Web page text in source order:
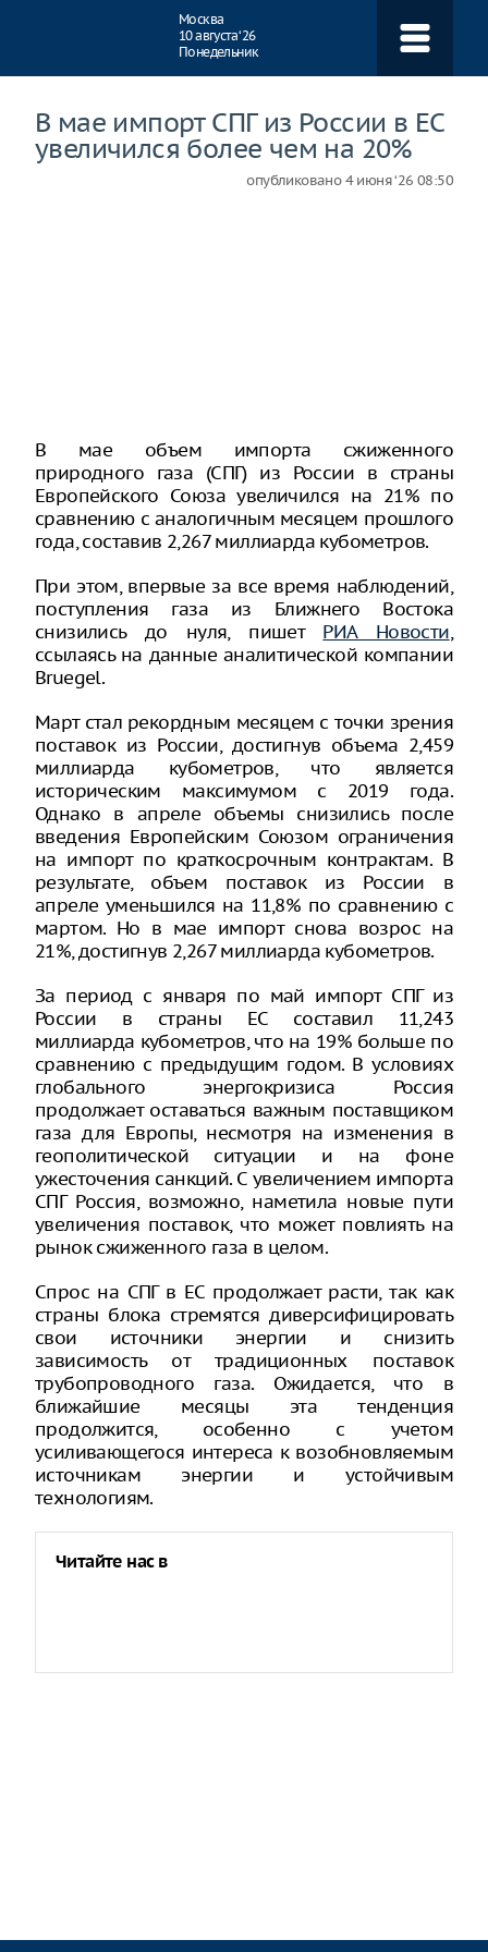
Москва
10 августа ‘26
Понедельник
В мае импорт СПГ из России в ЕС
увеличился более чем на 20%
опубликовано4 июня ‘26 08:50
В мае объем импорта сжиженного
природного газа (СПГ) из России в страны
Европейского Союза увеличился на 21% по
сравнению с аналогичным месяцем прошлого
года, составив 2,267 миллиарда кубометров.
При этом, впервые за все время наблюдений,
поступления газа из Ближнего Востока
снизились до нуля, пишет РИА Новости,
ссылаясь на данные аналитической компании
Bruegel.
Март стал рекордным месяцем с точки зрения
поставок из России, достигнув объема 2,459
миллиарда кубометров, что является
историческим максимумом с 2019 года.
Однако в апреле объемы снизились после
введения Европейским Союзом ограничения
на импорт по краткосрочным контрактам. В
результате, объем поставок из России в
апреле уменьшился на 11,8% по сравнению с
мартом. Но в мае импорт снова возрос на
21%, достигнув 2,267 миллиарда кубометров.
За период с января по май импорт СПГ из
России в страны ЕС составил 11,243
миллиарда кубометров, что на 19% больше по
сравнению с предыдущим годом. В условиях
глобального энергокризиса Россия
продолжает оставаться важным поставщиком
газа для Европы, несмотря на изменения в
геополитической ситуации и на фоне
ужесточения санкций. С увеличением импорта
СПГ Россия, возможно, наметила новые пути
увеличения поставок, что может повлиять на
рынок сжиженного газа в целом.
Спрос на СПГ в ЕС продолжает расти, так как
страны блока стремятся диверсифицировать
свои источники энергии и снизить
зависимость от традиционных поставок
трубопроводного газа. Ожидается, что в
ближайшие месяцы эта тенденция
продолжится, особенно с учетом
усиливающегося интереса к возобновляемым
источникам энергии и устойчивым
технологиям.
Читайте нас в